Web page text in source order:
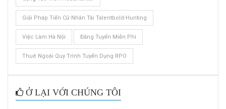
Giải Pháp Tiến Cử Nhân Tài Talentbold-Hunting
Việc Làm Hà Nội Đăng Tuyển Miễn Phí
Thuê Ngoài Quy Trình Tuyển Dụng RPO
Ở LẠI VỚI CHÚNG TÔI